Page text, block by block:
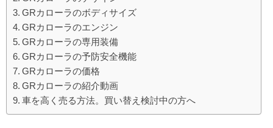
GRカローラのボディサイズ
GRカローラのエンジン
GRカローラの専用装備
GRカローラの予防安全機能
GRカローラの価格
GRカローラの紹介動画
車を高く売る方法。買い替え検討中の方へ